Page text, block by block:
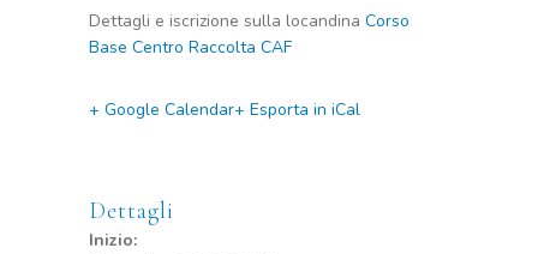
Dettagli e iscrizione sulla locandina Corso
Base Centro Raccolta CAF
+ Google Calendar+ Esporta in iCal
Dettagli
Inizio: